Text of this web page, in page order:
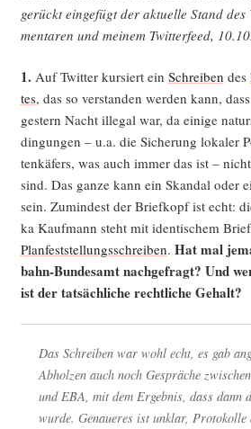
ge­rückt ein­ge­fügt der aktu­el­le Stand
men­ta­ren und mei­nem Twit­ter­feed,
1. Auf Twit­ter kur­siert ein Schrei­ben des
tes, das so ver­stan­den wer­den kann,
ges­tern Nacht ille­gal war, da eini­ge
din­gun­gen – u.a. die Siche­rung loka­ler
ten­kä­fers, was auch immer das ist –
sind. Das gan­ze kann ein Skan­dal oder
sein. Zumin­dest der Brief­kopf ist echt:
ka Kauf­mann steht mit iden­ti­schem
Plan­fest­stel­lungs­schrei­ben. Hat mal
bahn-Bun­des­amt nach­ge­fragt? Und
ist der tat­säch­li­che recht­li­che Gehalt?
Das Schrei­ben war wohl echt, es gab
Abhol­zen auch noch Gesprä­che
und EBA, mit dem Ergeb­nis, dass dann
wur­de. Genaue­res ist unklar, Pro­to­kol­le